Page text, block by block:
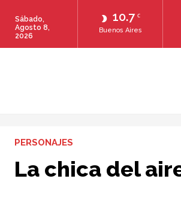
10.7 C
Buenos Aires
Sábado,
Agosto 8,
2026
PERSONAJES
La chica del